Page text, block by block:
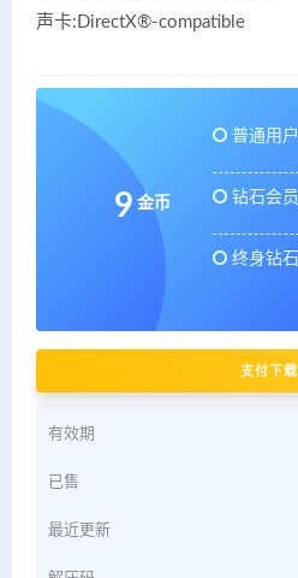
声卡:DirectX®-compatible
9 金币
普通用
钻石会
终身钻
支付下载
有效期
已售
最近更新